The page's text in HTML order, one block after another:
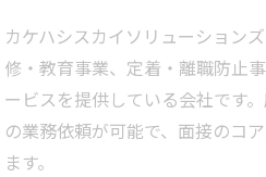
カケハシスカイソリューション
修・教育事業、定着・離職防止
ービスを提供している会社です
の業務依頼が可能で、面接のコ
ます。